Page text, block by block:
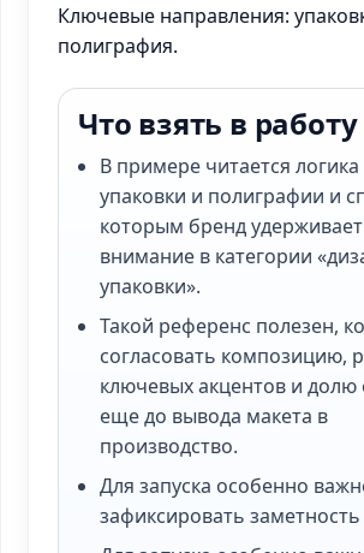
Ключевые направления:
полиграфия.
Что взять в работу
В примере читается
упаковки и полиграфии и
которым бренд удерживает
внимание в категории
упаковки».
Такой референс полезен,
согласовать композицию,
ключевых акцентов и долю
еще до вывода макета в
производство.
Для запуска особенно
зафиксировать